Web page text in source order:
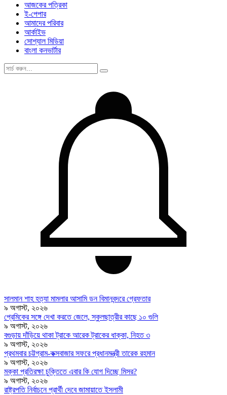
আজকের পত্রিকা
ই-পেপার
আমাদের পরিবার
আর্কাইভ
সোশ্যাল মিডিয়া
বাংলা কনভার্টার
সালমান শাহ হত্যা মামলার আসামি ডন বিমানবন্দরে গ্রেফতার
৯ অগাস্ট, ২০২৬
প্রেমিকের সঙ্গে দেখা করতে জেলে, স্কুলছাত্রীর কাছে ১০ গুলি
৯ অগাস্ট, ২০২৬
বগুড়ায় দাঁড়িয়ে থাকা ট্রাকে আরেক ট্রাকের ধাক্কা, নিহত ৩
৯ অগাস্ট, ২০২৬
প্রথমবার চট্টগ্রাম-কক্সবাজার সফরে প্রধানমন্ত্রী তারেক রহমান
৯ অগাস্ট, ২০২৬
মক্কা প্রতিরক্ষা চুক্তিতে এবার কি যোগ দিচ্ছে মিসর?
৯ অগাস্ট, ২০২৬
রাষ্ট্রপতি নির্বাচনে প্রার্থী দেবে জামায়াতে ইসলামী